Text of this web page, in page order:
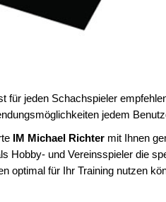
jeden Schachspieler
jedem
IM Michael Richter mit Ihnen
Hobby- und Vereinsspieler die
optimal für Ihr Training nutzen